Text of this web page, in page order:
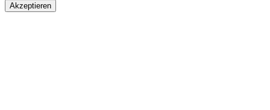
Akzeptieren